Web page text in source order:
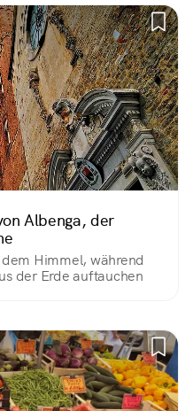
Albenga, der
Himmel, während
der Erde auftauchen